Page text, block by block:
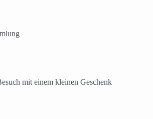
mit einem kleinen Geschenk